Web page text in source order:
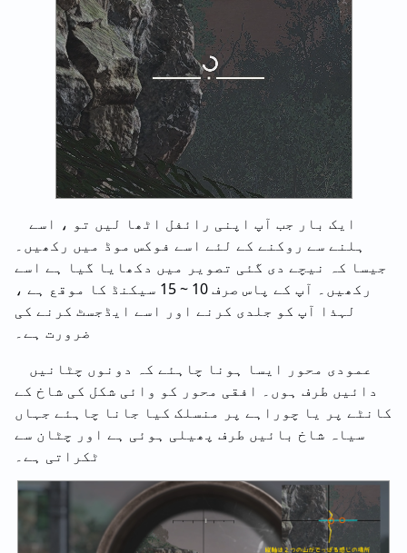
ایک بار جب آپ اپنی رائفل اٹھا لیں تو ، اسے
ہلنے سے روکنے کے لئے اسے فوکس موڈ میں رکھیں۔
جیسا کہ نیچے دی گئی تصویر میں دکھایا گیا ہے اسے
رکھیں۔ آپ کے پاس صرف 10 ~ 15 سیکنڈ کا موقع ہے ،
لہذا آپ کو جلدی کرنے اور اسے ایڈجسٹ کرنے کی
ضرورت ہے۔
عمودی محور ایسا ہونا چاہئے کہ دونوں چٹانیں
دائیں طرف ہوں۔ افقی محور کو وائی شکل کی شاخ کے
کانٹے پر یا چوراہے پر منسلک کیا جانا چاہئے جہاں
سیاہ شاخ بائیں طرف پھیلی ہوئی ہے اور چٹان سے
ٹکراتی ہے۔